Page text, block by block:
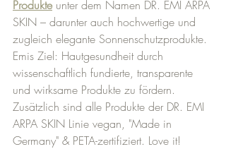
Produkte unter dem Namen DR. EMI ARPA
SKIN – darunter auch hochwertige und
zugleich elegante Sonnenschutzprodukte.
Emis Ziel: Hautgesundheit durch
wissenschaftlich fundierte, transparente
und wirksame Produkte zu fördern.
Zusätzlich sind alle Produkte der DR. EMI
ARPA SKIN Linie vegan, "Made in
Germany" & PETA-zertifiziert. Love it!